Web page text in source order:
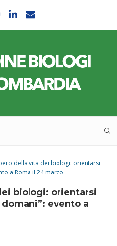
della vita dei biologi: orientarsi
a Roma il 24 marzo
biologi: orientarsi
evento a